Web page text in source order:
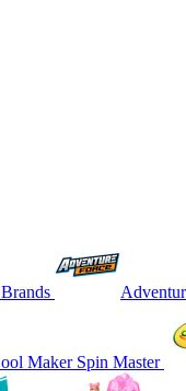
Maker Spin Master